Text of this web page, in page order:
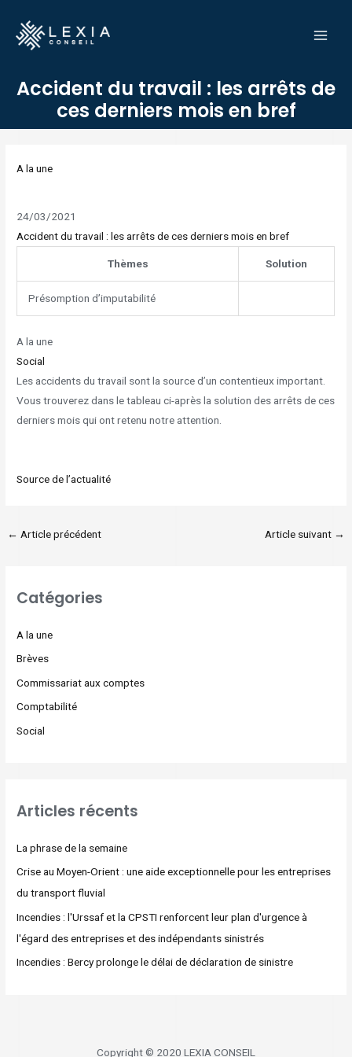
contenu
Accident du travail : les arrêts de
ces derniers mois en bref
A la une
24/03/2021
Accident du travail : les arrêts de ces derniers mois en bref
Thèmes Solution
Présomption d’imputabilité
A la une
Social
Les accidents du travail sont la source d’un contentieux important.
Vous trouverez dans le tableau ci-après la solution des arrêts de ces
derniers mois qui ont retenu notre attention.
Source de l’actualité
← Article précédent Article suivant →
Catégories
A la une
Brèves
Commissariat aux comptes
Comptabilité
Social
Articles récents
La phrase de la semaine
Crise au Moyen-Orient : une aide exceptionnelle pour les entreprises
du transport fluvial
Incendies : l'Urssaf et la CPSTI renforcent leur plan d'urgence à
l'égard des entreprises et des indépendants sinistrés
Incendies : Bercy prolonge le délai de déclaration de sinistre
Copyright © 2020 LEXIA CONSEIL